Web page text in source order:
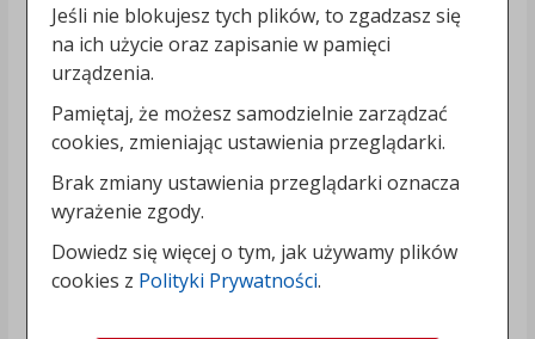
Jeśli nie blokujesz tych plików, to zgadzasz się
na ich użycie oraz zapisanie w pamięci
urządzenia.
Pamiętaj, że możesz samodzielnie zarządzać
cookies, zmieniając ustawienia przeglądarki.
Brak zmiany ustawienia przeglądarki oznacza
wyrażenie zgody.
Dowiedz się więcej o tym, jak używamy plików
cookies z Polityki Prywatności.